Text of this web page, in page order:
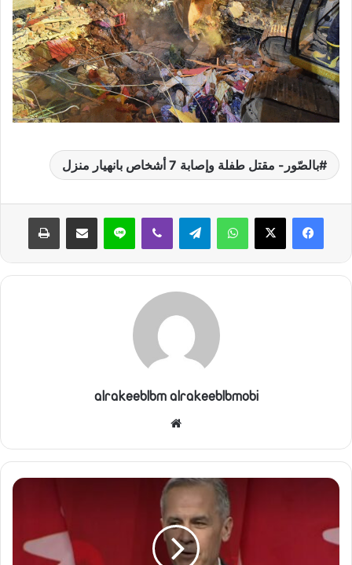
بالصّور- مقتل طفلة وإصابة 7 أشخاص بانهيار منزل
واتساب تيلقرام ڤايبر لاين مشاركة عبر البريد طباعة
alrakeeblbm alrakeeblbmobi